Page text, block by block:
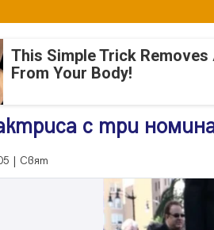
This Simple Trick
From Your Body!
с три
| Свят